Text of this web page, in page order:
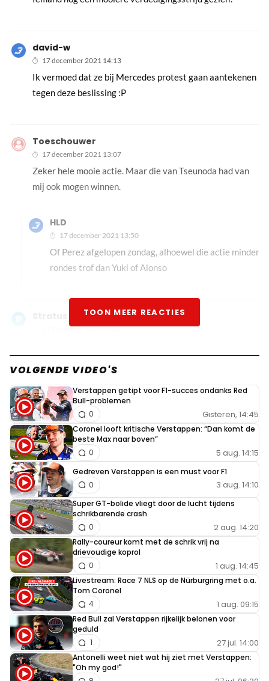
Toeschouwer
17 december 2021 13:07
Zeker hele mooie actie. Maar die van Tseunoda had van
mij ook mogen winnen.
HLD
17 december 2021 13:50
Of Perez afgelopen zondag, alhoewel die actie minder
rondes trof dan Yuki of Alonso
17 december 2021 13:42
david-w
17 december 2021 14:13
Ik vermoed dat ze bij Mercedes protest gaan aantekenen
tegen deze beslissing :P
Full power
17 december 2021 15:19
Ik had Alonso graag bij Verstappen gezien. Die hadden
elkaar ook perfect aangevuld. Alhoewel dat de ego's wel
gaan botsen denk ik. Niet dat Perez niet goed is hoor daar
niet om.
han49
17 december 2021 15:47
helemaal verdiend!!
Hamil Ton
17 december 2021 16:29
Het mooiste bij die actie hebben ze nog weggelaten uit
dat filmpje namelijk dat Hamilton zat te klagen dat
Alonso gevaarlijk aan het rijden was door hem er niet
langs te laten zoals hij afgelopen weekend ook over Perez
TOON MEER REACTIES
VOLGENDE VIDEO'S
Verstappen getipt voor F1-succes ondanks Red
Bull-problemen
Gisteren, 14:45
0
Coronel looft kritische Verstappen: “Dan komt de
beste Max naar boven”
5 aug. 14:15
0
Gedreven Verstappen is een must voor F1
3 aug. 14:10
0
Super GT-bolide vliegt door de lucht tijdens
schrikbarende crash
2 aug. 14:20
0
Rally-coureur komt met de schrik vrij na
drievoudige koprol
1 aug. 14:45
0
Livestream: Race 7 NLS op de Nürburgring met o.a.
Tom Coronel
1 aug. 09:15
4
Red Bull zal Verstappen rijkelijk belonen voor
geduld
27 jul. 14:00
1
Antonelli weet niet wat hij ziet met Verstappen:
"Oh my god!"